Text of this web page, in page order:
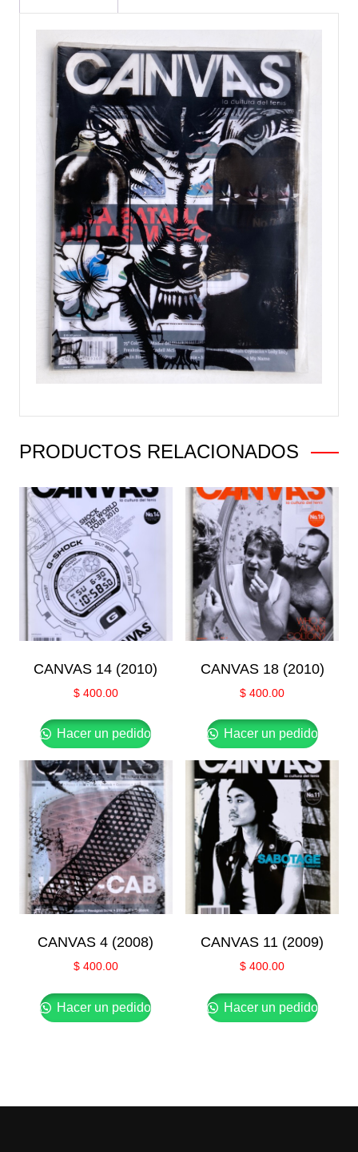
PRODUCTOS RELACIONADOS
CANVAS 14 (2010)
$400.00
Hacer un pedido
CANVAS 18 (2010)
$ 400.00
Hacer un pedido
CANVAS 4 (2008)
$400.00
Hacer un pedido
CANVAS 11 (2009)
$ 400.00
Hacer un pedido